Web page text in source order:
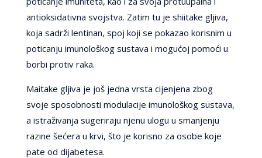
antioksidativna svojstva. Zatim tu je shiitake gljiva,
koja sadrži lentinan, spoj koji se pokazao korisnim u
poticanju imunološkog sustava i mogućoj pomoći u
borbi protiv raka.
Maitake gljiva je još jedna vrsta cijenjena zbog
svoje sposobnosti modulacije imunološkog sustava,
a istraživanja sugeriraju njenu ulogu u smanjenju
razine šećera u krvi, što je korisno za osobe koje
pate od dijabetesa.